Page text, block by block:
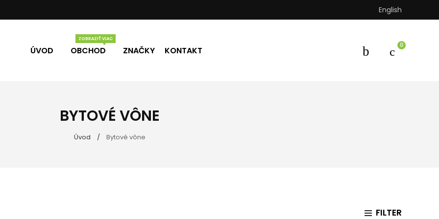
English
ÚVOD OBCHOD
Darčekové poukážky
ZNAČKY KONTAKT
0
BYTOVÉ VÔNE
Úvod Bytové vône
FILTER